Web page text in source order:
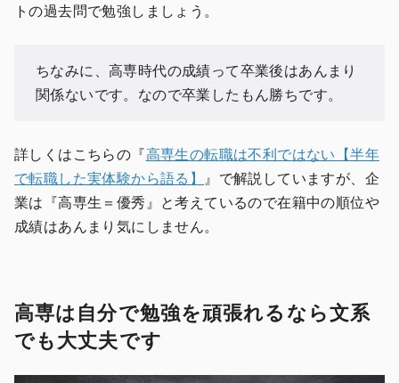
トの過去問で勉強しましょう。
ちなみに、高専時代の成績って卒業後はあんまり
関係ないです。なので卒業したもん勝ちです。
詳しくはこちらの『高専生の転職は不利ではない【半年
で転職した実体験から語る】 』で解説していますが、企
業は『高専生＝優秀』と考えているので在籍中の順位や
成績はあんまり気にしません。
高専は自分で勉強を頑張れるなら文系
でも大丈夫です